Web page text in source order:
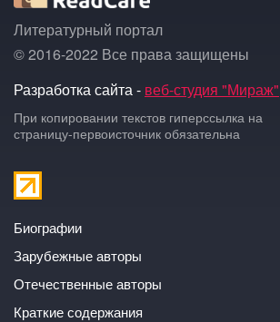
Литературный портал
© 2016-2022 Все права защищены
Разработка сайта - веб-студия "Мираж"
При копировании текстов гиперссылка на
страницу-первоисточник обязательна
Биографии
Зарубежные авторы
Отечественные авторы
Краткие содержания